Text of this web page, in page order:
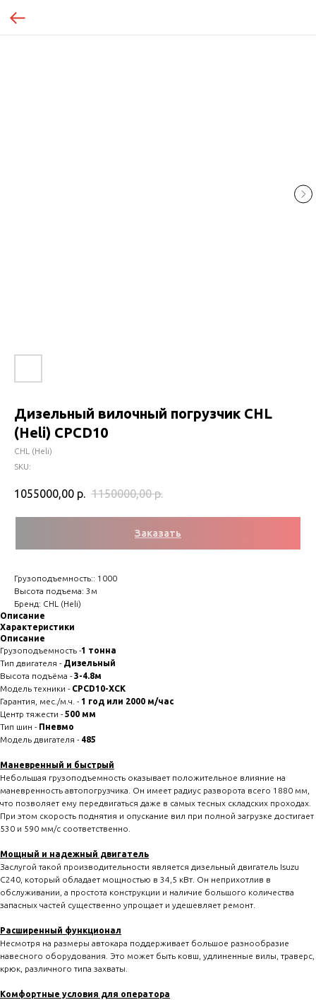
Дизельный вилочный погрузчик CHL
(Heli) CPCD10
CHL (Heli)
SKU:
1055000,00 р. 1150000,00 р.
Заказать
Грузоподъемность:: 1000
Высота подъема: 3м
Бренд: CHL (Heli)
Описание
Характеристики
Описание
Грузоподъемность -1 тонна
Тип двигателя - Дизельный
Высота подъёма - 3-4.8м
Модель техники - CPCD10-XCK
Гарантия, мес./м.ч. - 1 год или 2000 м/час
Центр тяжести - 500 мм
Тип шин - Пневмо
Модель двигателя - 485
Маневренный и быстрый
Небольшая грузоподъемность оказывает положительное влияние на
маневренность автопогрузчика. Он имеет радиус разворота всего 1880 мм,
что позволяет ему передвигаться даже в самых тесных складских проходах.
При этом скорость поднятия и опускание вил при полной загрузке достигает
530 и 590 мм/с соответственно.
Мощный и надежный двигатель
Заслугой такой производительности является дизельный двигатель Isuzu
C240, который обладает мощностью в 34,5 кВт. Он неприхотлив в
обслуживании, а простота конструкции и наличие большого количества
запасных частей существенно упрощает и удешевляет ремонт.
Расширенный функционал
Несмотря на размеры автокара поддерживает большое разнообразие
навесного оборудования. Это может быть ковш, удлиненные вилы, траверс,
крюк, различного типа захваты.
Комфортные условия для оператора